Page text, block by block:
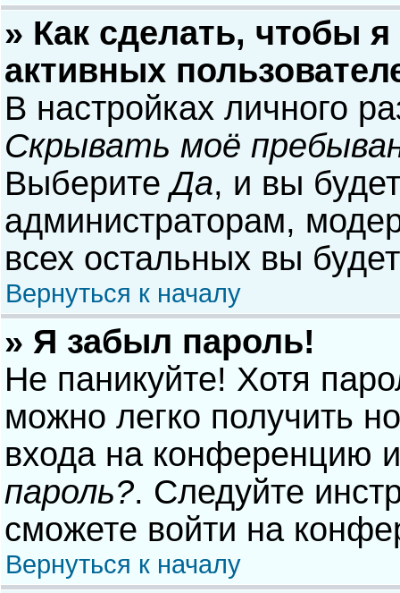
» Как сделать, чтобы
активных
В настройках личного
Скрывать моё
ВыберитеДа, и вы
администраторам,
всех остальных вы
Вернуться к началу
» Я забыл пароль!
Не паникуйте! Хотя
можно легко получить
входа на конференцию
пароль?. Следуйте
сможете войти на
Вернуться к началу